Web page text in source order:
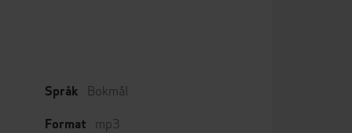
Språk Bokmål
Format mp3